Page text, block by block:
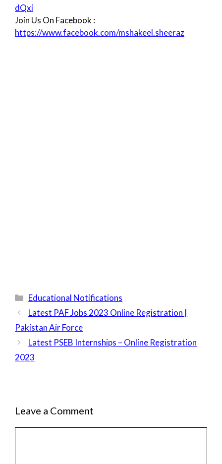
dQxi
Join Us On Facebook :
https://www.facebook.com/mshakeel.sheeraz
Categories
Educational Notifications
Latest PAF Jobs 2023 Online Registration |
Pakistan Air Force
Latest PSEB Internships – Online Registration
2023
Leave a Comment